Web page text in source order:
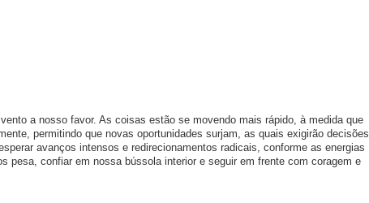
a nosso favor. As coisas estão se movendo mais rápido, à medida que
permitindo que novas oportunidades surjam, as quais exigirão decisões
avanços intensos e redirecionamentos radicais, conforme as energias
pesa, confiar em nossa bússola interior e seguir em frente com coragem e